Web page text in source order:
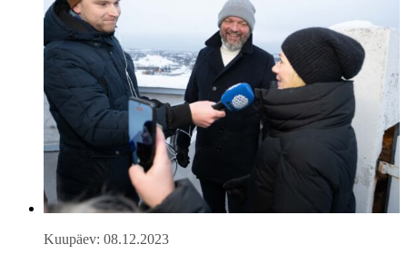
Kuupäev: 08.12.2023